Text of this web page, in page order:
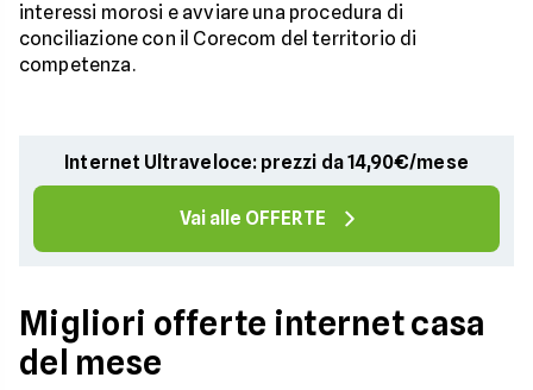
interessi morosi e avviare una procedura di
conciliazione con il Corecom del territorio di
competenza.
Internet Ultraveloce: prezzi da 14,90€/mese
Vai alle OFFERTE
Migliori offerte internet casa
del mese